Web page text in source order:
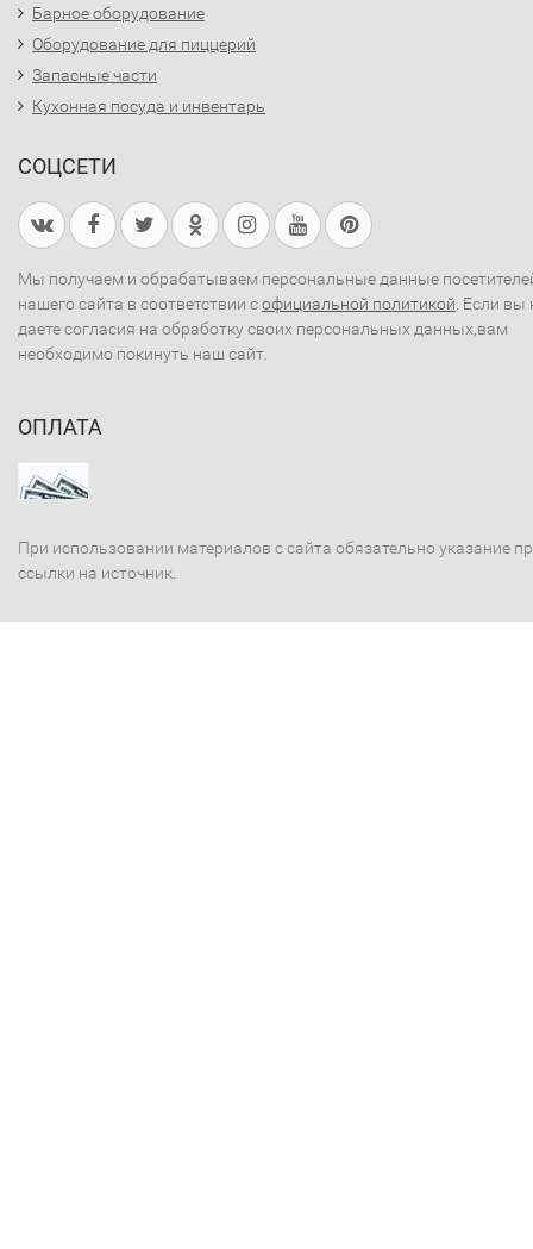
Барное оборудование
Оборудование для пиццерий
Запасные части
Кухонная посуда и инвентарь
СОЦСЕТИ
Мы получаем и обрабатываем персональные данные
нашего сайта в соответствии софициальной политикой . Если вы
даете согласия на обработку своих персональных данных,вам
необходимо покинуть наш сайт.
ОПЛАТА
При использовании материалов с сайта обязательно указание
ссылки на источник.